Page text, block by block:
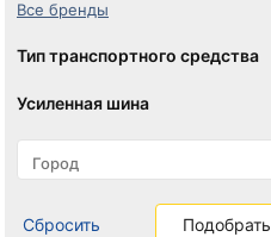
Все бренды
Тип транспортного средства
Усиленная шина
Сбросить Подобрать